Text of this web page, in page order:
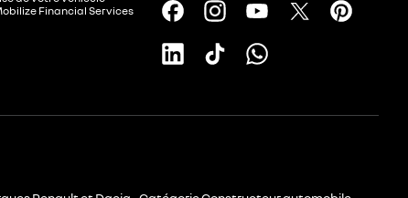
Financial Services